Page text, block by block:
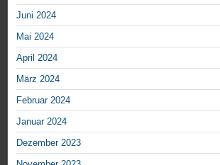
Juni 2024
Mai 2024
April 2024
März 2024
Februar 2024
Januar 2024
Dezember 2023